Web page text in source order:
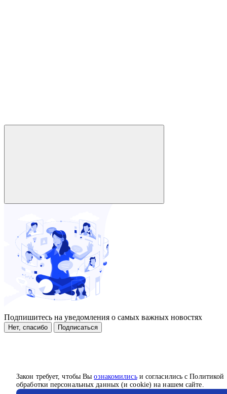
Закон требует, чтобы Выознакомилисьи согласились с Политикой
обработки персональных данных (и cookie) на нашем сайте.
Подпишитесь на уведомления о самых важных новостях
Нет, спасибо Подписаться